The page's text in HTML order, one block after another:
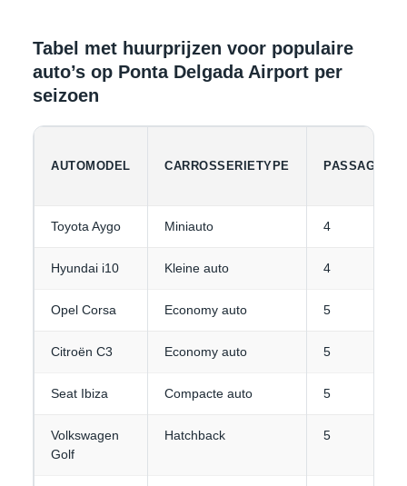
Tabel met huurprijzen voor populaire
auto’s op Ponta Delgada Airport per
seizoen
AUTOMODEL CARROSSERIETYPE PASSAGIERS
Toyota Aygo Miniauto 4
Hyundai i10 Kleine auto 4
Opel Corsa Economy auto 5
Citroën C3 Economy auto 5
Seat Ibiza Compacte auto 5
Volkswagen
Golf
Hatchback 5